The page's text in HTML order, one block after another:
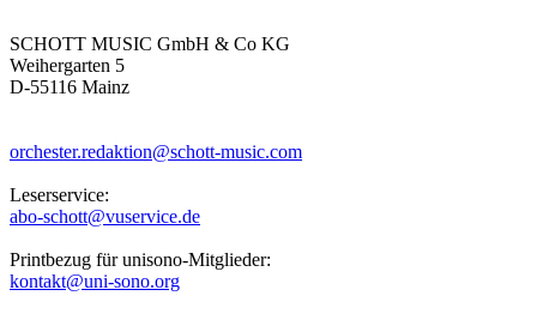
SCHOTT MUSIC GmbH & Co KG
Weihergarten 5
D-55116 Mainz
orchester.redaktion@schott-music.com
Leserservice:
abo-schott@vuservice.de
Printbezug für unisono-Mitglieder:
kontakt@uni-sono.org